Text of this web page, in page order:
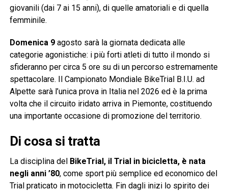
giovanili (dai 7 ai 15 anni), di quelle amatoriali e di quella
femminile.
Domenica 9agosto sarà la giornata dedicata alle
categorie agonistiche: i più forti atleti di tutto il mondo si
sfideranno per circa 5 ore su di un percorso estremamente
spettacolare. Il Campionato Mondiale BikeTrial B.I.U. ad
Alpette sarà l’unica prova in Italia nel 2026 ed è la prima
volta che il circuito iridato arriva in Piemonte, costituendo
una importante occasione di promozione del territorio.
Di cosa si tratta
La disciplina del BikeTrial, il Trial in bicicletta, è nata
negli anni ’80, come sport più semplice ed economico del
Trial praticato in motocicletta. Fin dagli inizi lo spirito dei